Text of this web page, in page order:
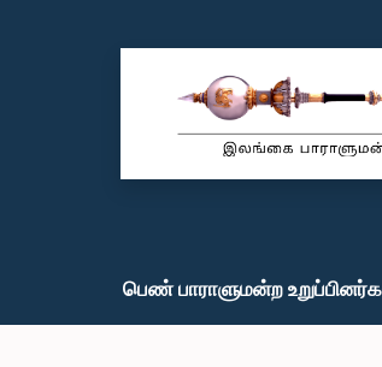
பெண் பாராளுமன்ற